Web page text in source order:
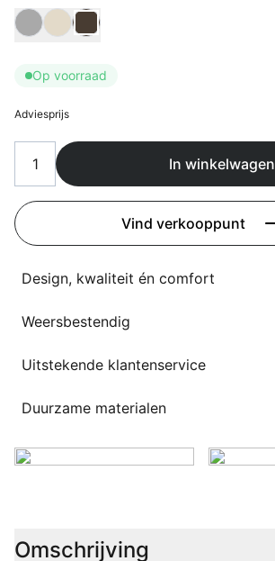
Flagship stores
Contact
3D modellen
Support
Nieuws
Events
Taalkeuze
Kies Kleur doek
Op voorraad
Adviesprijs
In winkelwagen
Vind verkooppunt
Design, kwaliteit én comfort
Weersbestendig
Uitstekende klantenservice
Duurzame materialen
Omschrijving